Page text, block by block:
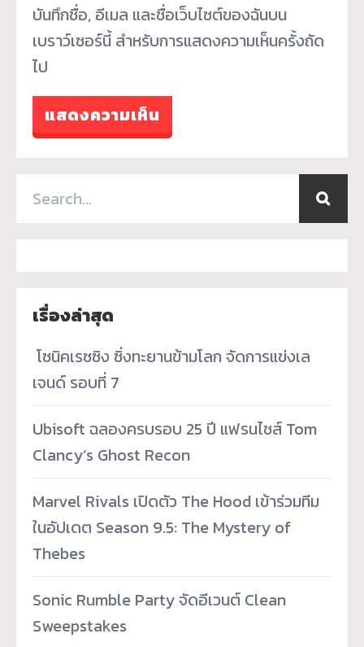
บันทึกชื่อ, อีเมล และชื่อเว็บไซต์ของฉันบน
เบราว์เซอร์นี้ สำหรับการแสดงความเห็นครั้งถัด
ไป
เรื่องล่าสุด
­ โซนิคเรซซิง ซิ่งทะยานข้ามโลก จัดการแข่งเล
เจนด์ รอบที่ 7
Ubisoft ฉลองครบรอบ 25 ปี แฟรนไชส์ Tom
Clancy’s Ghost Recon
Marvel Rivals เปิดตัว The Hood เข้าร่วมทีม
ในอัปเดต Season 9.5: The Mystery of
Thebes
Sonic Rumble Party จัดอีเวนต์ Clean
Sweepstakes